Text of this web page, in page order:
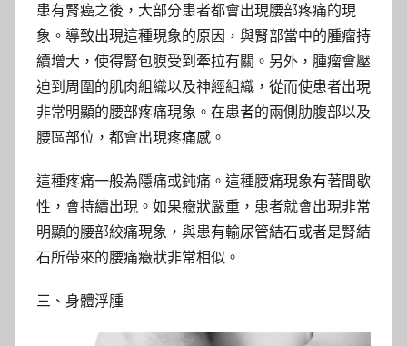
患有腎癌之後，大部分患者都會出現腰部疼痛的現
象。導致出現這種現象的原因，與腎部當中的腫瘤持
續增大，使得腎包膜受到牽拉有關。另外，腫瘤會壓
迫到周圍的肌肉組織以及神經組織，從而使患者出現
非常明顯的腰部疼痛現象。在患者的兩側肋腹部以及
腰區部位，都會出現疼痛感。
這種疼痛一般為隱痛或鈍痛。這種腰痛現象有著間歇
性，會持續出現。如果癥狀嚴重，患者就會出現非常
明顯的腰部絞痛現象，與患有輸尿管結石或者是腎結
石所帶來的腰痛癥狀非常相似。
三、身體浮腫